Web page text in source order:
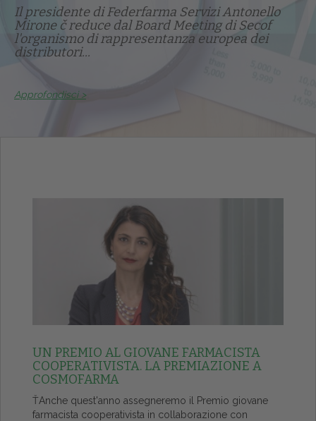
Il presidente di Federfarma Servizi Antonello
Mirone č reduce dal Board Meeting di Secof
l'organismo di rappresentanza europea dei
distributori...
Approfondisci >
UN PREMIO AL GIOVANE FARMACISTA
COOPERATIVISTA. LA PREMIAZIONE A
COSMOFARMA
ŤAnche quest'anno assegneremo il Premio giovane
farmacista cooperativista in collaborazione con